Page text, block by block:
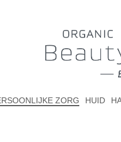
ZORG HUID